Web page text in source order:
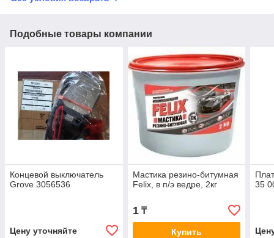
Подобные товары компании
Концевой выключатель
Grove 3056536
Цену уточняйте
Мастика резино-битумная
Felix, в п/э ведре, 2кг
1₸
Купить
35